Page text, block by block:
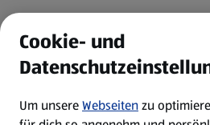
Cookie- und
Um unsereWebseitenzu